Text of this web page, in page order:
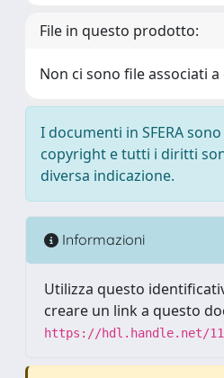
File in questo prodotto:
Non ci sono file associati
I documenti in SFERA
copyright e tutti i diritti
diversa indicazione.
Informazioni
Utilizza questo
creare un link a questo
https://hdl.handle.net/